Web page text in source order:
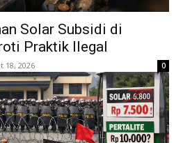
Solar Subsidi di
Praktik Ilegal
18, 2026 0